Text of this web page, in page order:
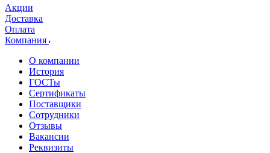
Акции
Доставка
Оплата
Компания
О компании
История
ГОСТы
Сертификаты
Поставщики
Сотрудники
Отзывы
Вакансии
Реквизиты